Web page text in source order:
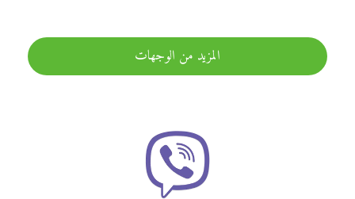
المزيد من الوجهات